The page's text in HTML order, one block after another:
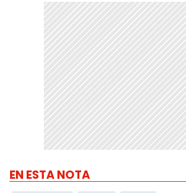
EN ESTA NOTA